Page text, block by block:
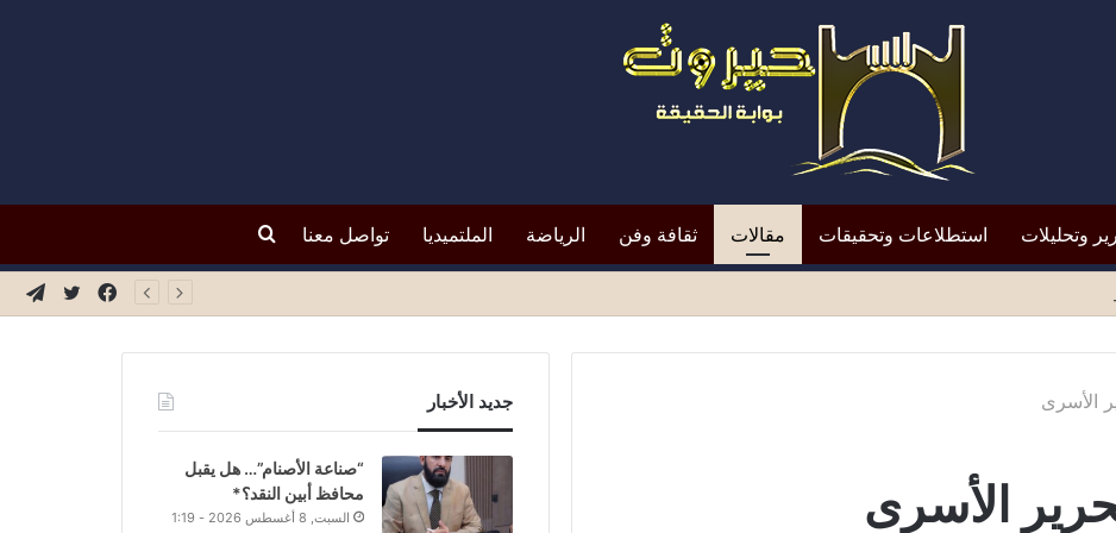
وتحليلات استطلاعات وتحقيقات مقالات ثقافة وفن الرياضة الملتميديا تواصل معنا بحث
تويتر
فيسبوك
الأسرى
الأسرى
جديد الأخبار
“صناعة الأصنام”… هل يقبل
محافظ أبين النقد؟*
السبت, 8 أغسطس 2026 - 1:19